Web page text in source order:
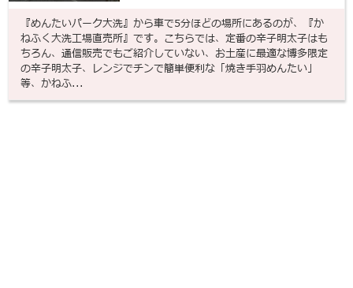
『めんたいパーク大洗』から車で5分ほどの場所にあるのが、『か
ねふく大洗工場直売所』です。こちらでは、定番の辛子明太子はも
ちろん、通信販売でもご紹介していない、お土産に最適な博多限定
の辛子明太子、レンジでチンで簡単便利な「焼き手羽めんたい」
等、かねふ...